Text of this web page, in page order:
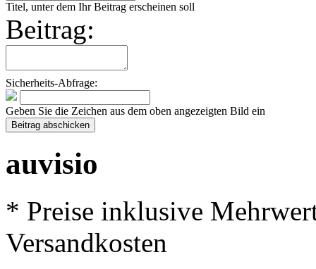
Titel, unter dem Ihr Beitrag erscheinen soll
Beitrag:
Sicherheits-Abfrage:
Geben Sie die Zeichen aus dem oben angezeigten Bild ein
auvisio
* Preise inklusive
Versandkosten